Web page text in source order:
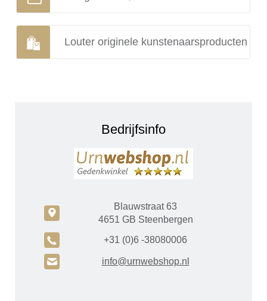
Louter originele kunstenaarsproducten
Bedrijfsinfo
c
Blauwstraat 63
4651 GB Steenbergen
A +31 (0)6 -38080006
H info@urnwebshop.nl